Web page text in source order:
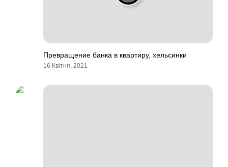
Превращение банка в квартиру, хельсинки
16 Квітня, 2021